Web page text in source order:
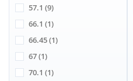
57.1 (9)
66.1 (1)
66.45(1)
67(1)
70.1 (1)